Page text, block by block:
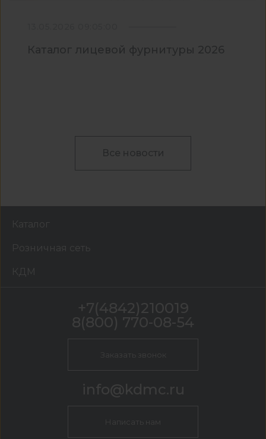
Каталог лицевой фурнитуры 2026
Все новости
Каталог
Розничная сеть
КДМ
+7(4842)210019
8(800) 770-08-54
Заказать звонок
info@kdmc.ru
Написать нам